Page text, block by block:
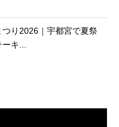
り2026｜宇都宮で夏祭
キ...